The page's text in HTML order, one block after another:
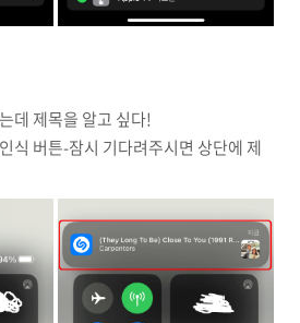
데 제목을 알고 싶다!
식 버튼-잠시 기다려주시면 상단에 제